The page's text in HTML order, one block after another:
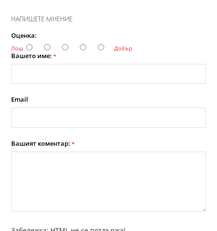
НАПИШЕТЕ МНЕНИЕ
Оценка:
Лош Добър
Вашето име: *
Email
Вашият коментар: *